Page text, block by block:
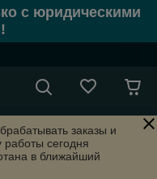
с юридическими
заказы и
сегодня
в ближайший